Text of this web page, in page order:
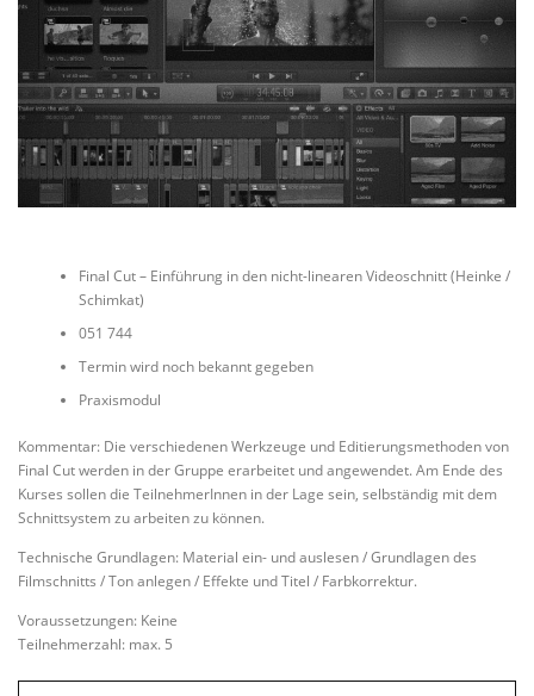
Final Cut – Einführung in den nicht-linearen Videoschnitt (Heinke /
Schimkat)
051 744
Termin wird noch bekannt gegeben
Praxismodul
Kommentar: Die verschiedenen Werkzeuge und Editierungsmethoden von
Final Cut werden in der Gruppe erarbeitet und angewendet. Am Ende des
Kurses sollen die TeilnehmerInnen in der Lage sein, selbständig mit dem
Schnittsystem zu arbeiten zu können.
Technische Grundlagen: Material ein- und auslesen / Grundlagen des
Filmschnitts / Ton anlegen / Effekte und Titel / Farbkorrektur.
Voraussetzungen: Keine
Teilnehmerzahl: max. 5